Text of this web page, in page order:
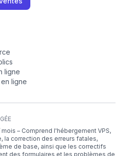
ligne
ligne
mois – Comprend l'hébergement VPS,
la correction des erreurs fatales,
de base, ainsi que les correctifs
des formulaires et les problèmes de